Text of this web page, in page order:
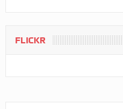
FLICKR